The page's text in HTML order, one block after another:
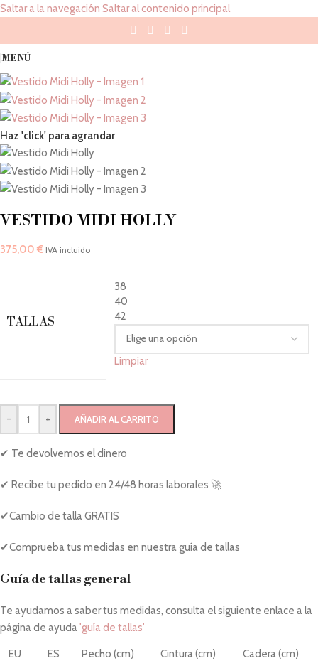
Saltar a la navegación Saltar al contenido principal
MENÚ
Haz 'click' para agrandar
VESTIDO MIDI HOLLY
375,00 € IVA incluido
TALLAS
38
40
42
Limpiar
- + AÑADIR AL CARRITO
✔ Te devolvemos el dinero
✔ Recibe tu pedido en 24/48 horas laborales 🚀
✔Cambio de talla GRATIS
✔Comprueba tus medidas en nuestra guía de tallas
Guía de tallas general
Te ayudamos a saber tus medidas, consulta el siguiente enlace a la
página de ayuda'guía de tallas'
EU ES Pecho (cm) Cintura (cm) Cadera (cm)